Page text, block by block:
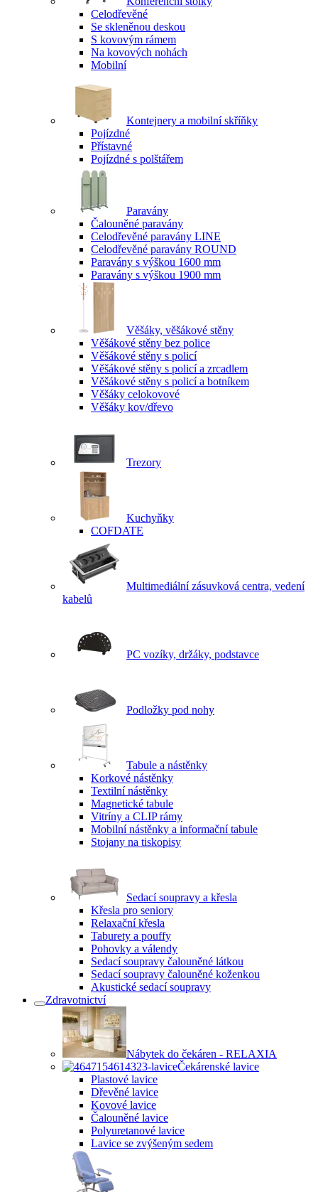
Celodřevěné
Se skleněnou deskou
S kovovým rámem
Na kovových nohách
Mobilní
Kontejnery a mobilní skříňky
Pojízdné
Přístavné
Pojízdné s polštářem
Paravány
Čalouněné paravány
Celodřevěné paravány LINE
Celodřevěné paravány ROUND
Paravány s výškou 1600 mm
Paravány s výškou 1900 mm
Věšáky, věšákové stěny
Věšákové stěny bez police
Věšákové stěny s policí
Věšákové stěny s policí a zrcadlem
Věšákové stěny s policí a botníkem
Věšáky celokovové
Věšáky kov/dřevo
Trezory
Kuchyňky
COFDATE
Multimediální zásuvková centra, vedení
kabelů
PC vozíky, držáky, podstavce
Podložky pod nohy
Tabule a nástěnky
Korkové nástěnky
Textilní nástěnky
Magnetické tabule
Vitríny a CLIP rámy
Mobilní nástěnky a informační tabule
Stojany na tiskopisy
Sedací soupravy a křesla
Křesla pro seniory
Relaxační křesla
Taburety a pouffy
Pohovky a válendy
Sedací soupravy čalouněné látkou
Sedací soupravy čalouněné koženkou
Akustické sedací soupravy
Zdravotnictví
Nábytek do čekáren - RELAXIA
Čekárenské lavice
Plastové lavice
Dřevěné lavice
Kovové lavice
Čalouněné lavice
Polyuretanové lavice
Lavice se zvýšeným sedem